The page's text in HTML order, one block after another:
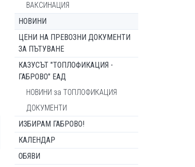
ВАКСИНАЦИЯ
НОВИНИ
ЦЕНИ НА ПРЕВОЗНИ ДОКУМЕНТИ
ЗА ПЪТУВАНЕ
КАЗУСЪТ "ТОПЛОФИКАЦИЯ -
ГАБРОВО" ЕАД
НОВИНИ за ТОПЛОФИКАЦИЯ
ДОКУМЕНТИ
ИЗБИРАМ ГАБРОВО!
КАЛЕНДАР
ОБЯВИ